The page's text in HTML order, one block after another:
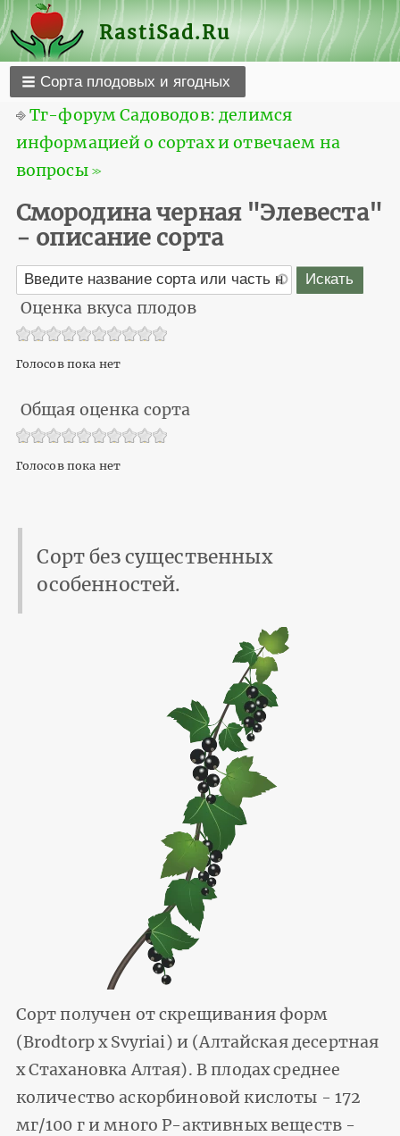
RastiSad.Ru
Сорта плодовых и ягодных
⎆Тг-форум Садоводов: делимся
информацией о сортах и отвечаем на
вопросы ≫
Смородина черная "Элевеста"
- описание сорта
Оценка вкуса плодов
Голосов пока нет
Общая оценка сорта
Голосов пока нет
Сорт без существенных
особенностей.
Сорт получен от скрещивания форм
(Brodtorp x Svyriai) и (Алтайская десертная
х Стахановка Алтая). В плодах среднее
количество аскорбиновой кислоты - 172
мг/100 г и много Р-активных веществ -